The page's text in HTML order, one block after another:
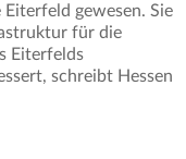
gewesen. Sie
für die
Eiterfelds
schreibt Hessen